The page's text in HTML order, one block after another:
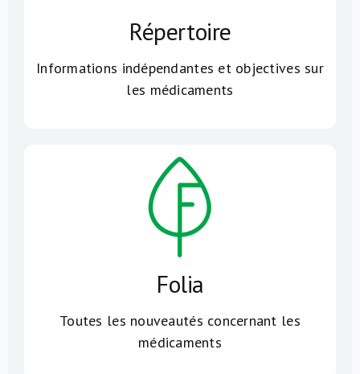
Répertoire
Informations indépendantes et objectives sur
les médicaments
Folia
Toutes les nouveautés concernant les
médicaments